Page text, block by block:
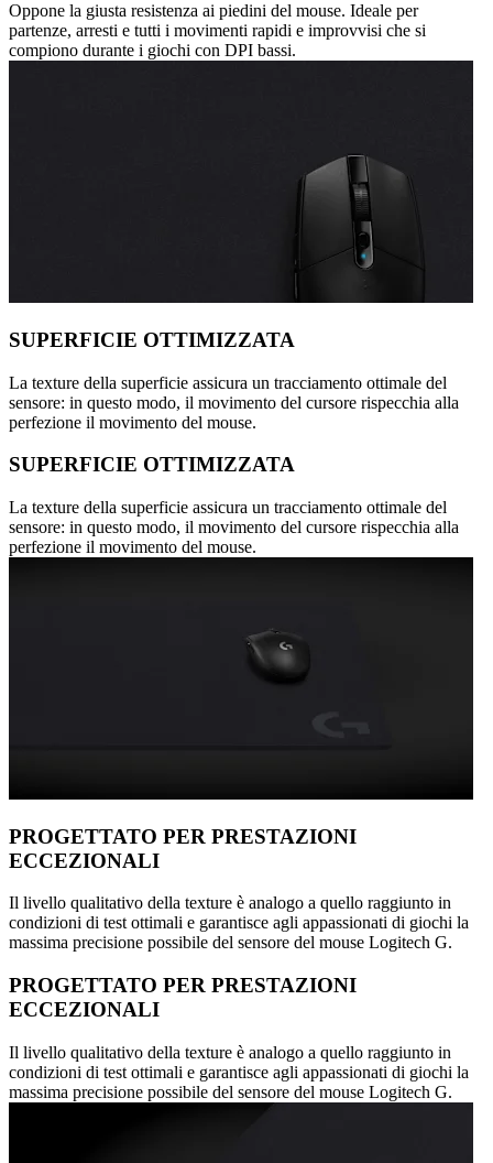
Oppone la giusta resistenza ai piedini del mouse. Ideale per
partenze, arresti e tutti i movimenti rapidi e improvvisi che si
compiono durante i giochi con DPI bassi.
SUPERFICIE OTTIMIZZATA
La texture della superficie assicura un tracciamento ottimale del
sensore: in questo modo, il movimento del cursore rispecchia alla
perfezione il movimento del mouse.
SUPERFICIE OTTIMIZZATA
La texture della superficie assicura un tracciamento ottimale del
sensore: in questo modo, il movimento del cursore rispecchia alla
perfezione il movimento del mouse.
PROGETTATO PER PRESTAZIONI
ECCEZIONALI
Il livello qualitativo della texture è analogo a quello raggiunto in
condizioni di test ottimali e garantisce agli appassionati di giochi la
massima precisione possibile del sensore del mouse Logitech G.
PROGETTATO PER PRESTAZIONI
ECCEZIONALI
Il livello qualitativo della texture è analogo a quello raggiunto in
condizioni di test ottimali e garantisce agli appassionati di giochi la
massima precisione possibile del sensore del mouse Logitech G.